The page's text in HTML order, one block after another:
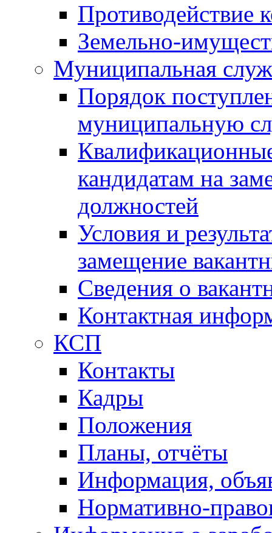
Противодействие
Земельно-
Муниципальная
Порядок
муниципальную
кандидатам на
должностей
Условия и
замещение
Сведения о
Контактная
КСП
Контакты
Кадры
Положения
Планы, отчёты
Информация,
Нормативно-